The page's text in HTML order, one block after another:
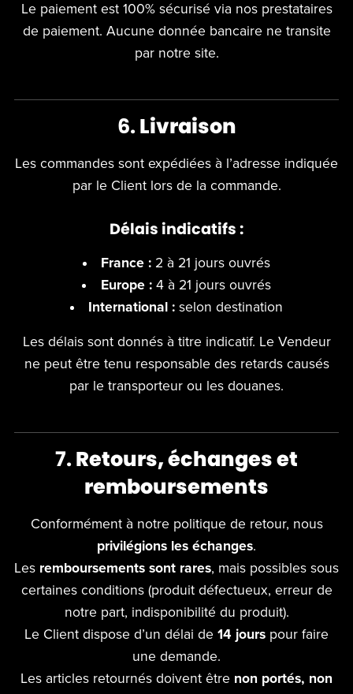
Le paiement est 100% sécurisé via nos prestataires
de paiement. Aucune donnée bancaire ne transite
par notre site.
6.Livraison
Les commandes sont expédiées à l’adresse indiquée
par le Client lors de la commande.
Délais indicatifs :
France : 2 à 21 jours ouvrés
Europe :4 à 21 jours ouvrés
International : selon destination
Les délais sont donnés à titre indicatif. Le Vendeur
ne peut être tenu responsable des retards causés
par le transporteur ou les douanes.
7.Retours, échanges et
remboursements
Conformément à notre politique de retour, nous
privilégions les échanges.
Les remboursements sont rares, mais possibles sous
certaines conditions (produit défectueux, erreur de
notre part, indisponibilité du produit).
Le Client dispose d’un délai de 14 jours pour faire
une demande.
Les articles retournés doivent être non portés, non